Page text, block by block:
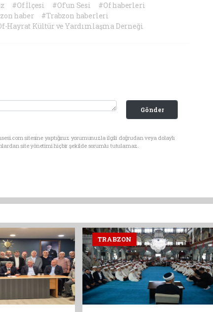
#Of İlçesi #Of'un Sesi
#Of haberleri
haber
#Trabzon haberleri
Hayrat Kültür ve Yardımlaşma Derneği
Gönder
sitesine yaptığınız yorumunuzla ilgili doğrudan veya dolaylı
site yönetimi hiçbir şekilde sorumlu tutulamaz.
TRABZON